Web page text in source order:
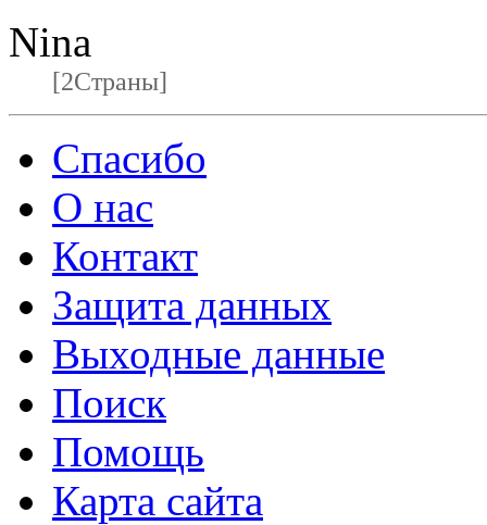
Nina
[2Страны]
Спасибо
О нас
Контакт
Защита данных
Выходные данные
Поиск
Помощь
Карта сайта